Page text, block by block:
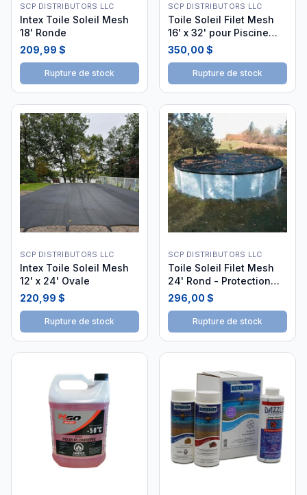
SCP DISTRIBUTORS LLC
Intex Toile Soleil Mesh
18' Ronde
209,99 $
Rupture de stock
SCP DISTRIBUTORS LLC
Toile Soleil Filet Mesh
16' x 32' pour Piscine
Creusée
350,00 $
Rupture de stock
SCP DISTRIBUTORS LLC
Intex Toile Soleil Mesh
12' x 24' Ovale
220,99 $
Rupture de stock
SCP DISTRIBUTORS LLC
Toile Soleil Filet Mesh
24' Rond - Protection
Piscine
296,00 $
Rupture de stock